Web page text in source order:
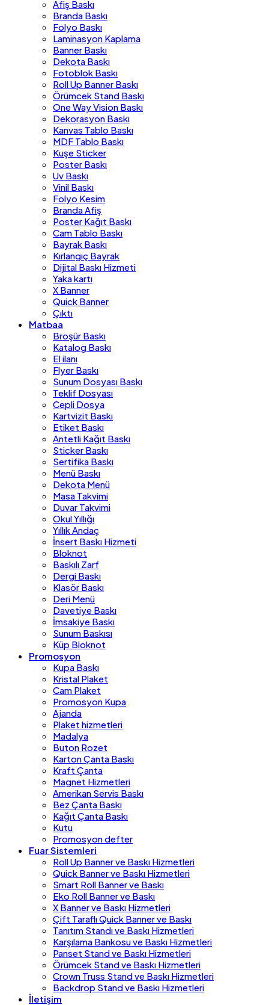
Afiş Baskı
Branda Baskı
Folyo Baskı
Laminasyon Kaplama
Banner Baskı
Dekota Baskı
Fotoblok Baskı
Roll Up Banner Baskı
Örümcek Stand Baskı
One Way Vision Baskı
Dekorasyon Baskı
Kanvas Tablo Baskı
MDF Tablo Baskı
Kuşe Sticker
Poster Baskı
Uv Baskı
Vinil Baskı
Folyo Kesim
Branda Afiş
Poster Kağıt Baskı
Cam Tablo Baskı
Bayrak Baskı
Kırlangıç Bayrak
Dijital Baskı Hizmeti
Yaka kartı
X Banner
Quick Banner
Çıktı
Matbaa
Broşür Baskı
Katalog Baskı
El ilanı
Flyer Baskı
Sunum Dosyası Baskı
Teklif Dosyası
Cepli Dosya
Kartvizit Baskı
Etiket Baskı
Antetli Kağıt Baskı
Sticker Baskı
Sertifika Baskı
Menü Baskı
Dekota Menü
Masa Takvimi
Duvar Takvimi
Okul Yıllığı
Yıllık Andaç
İnsert Baskı Hizmeti
Bloknot
Baskılı Zarf
Dergi Baskı
Klasör Baskı
Deri Menü
Davetiye Baskı
İmsakiye Baskı
Sunum Baskısı
Küp Bloknot
Promosyon
Kupa Baskı
Kristal Plaket
Cam Plaket
Promosyon Kupa
Ajanda
Plaket hizmetleri
Madalya
Buton Rozet
Karton Çanta Baskı
Kraft Çanta
Magnet Hizmetleri
Amerikan Servis Baskı
Bez Çanta Baskı
Kağıt Çanta Baskı
Kutu
Promosyon defter
Fuar Sistemleri
Roll Up Banner ve Baskı Hizmetleri
Quick Banner ve Baskı Hizmetleri
Smart Roll Banner ve Baskı
Eko Roll Banner ve Baskı
X Banner ve Baskı Hizmetleri
Çift Taraflı Quick Banner ve Baskı
Tanıtım Standı ve Baskı Hizmetleri
Karşılama Bankosu ve Baskı Hizmetleri
Panset Stand ve Baskı Hizmetleri
Örümcek Stand ve Baskı Hizmetleri
Crown Truss Stand ve Baskı Hizmetleri
Backdrop Stand ve Baskı Hizmetleri
İletişim